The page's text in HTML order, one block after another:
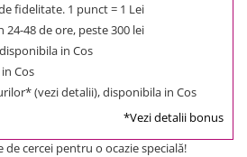
fidelitate. 1 punct = 1 Lei
24-48 de ore, peste 300 lei
in Cos
Cos
(vezi detalii), disponibila in Cos
*Vezi detalii bonus
de cercei pentru o ocazie specială!